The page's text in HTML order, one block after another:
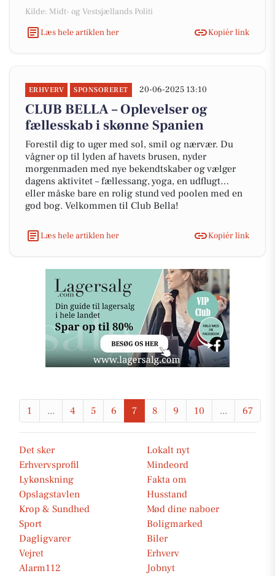
Kilde: Midt- og Vestsjællands Politi
Læs hele artiklen her
Kopiér link
ERHVERV SPONSORERET 20-06-2025 13:10
CLUB BELLA – Oplevelser og
fællesskab i skønne Spanien
Forestil dig to uger med sol, smil og nærvær. Du
vågner op til lyden af havets brusen, nyder
morgenmaden med nye bekendtskaber og vælger
dagens aktivitet – fællessang, yoga, en udflugt…
eller måske bare en rolig stund ved poolen med en
god bog. Velkommen til Club Bella!
Læs hele artiklen her Kopiér link
1 ... 4 5 6 7 8 9 10 ... 67
Det sker
Lokalt nyt
Erhvervsprofil
Mindeord
Lykønskning
Fakta om
Opslagstavlen
Husstand
Krop & Sundhed
Mød dine naboer
Sport
Boligmarked
Dagligvarer
Biler
Vejret
Erhverv
Alarm112
Jobnyt